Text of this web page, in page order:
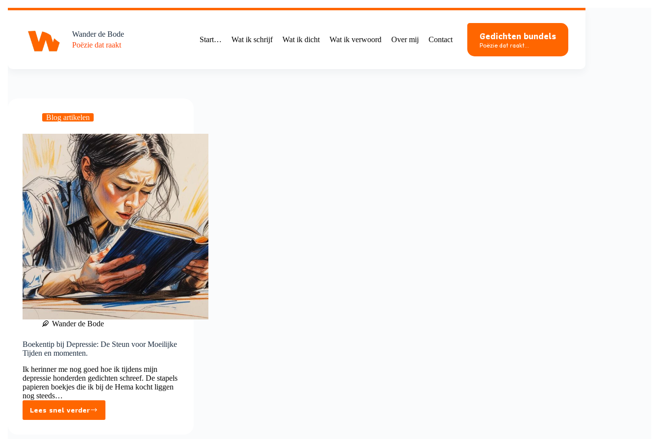
Ga
Wander de Bode
Poëzie dat raakt
Start… Wat ik schrijf Wat ik dicht Wat ik verwoord Over mij Contact Gedichten bundels
Poëzie dat raakt...
Blog artikelen
Wander de Bode
Boekentip bij Depressie: De Steun voor Moeilijke
Tijden en momenten.
Ik herinner me nog goed hoe ik tijdens mijn
depressie honderden gedichten schreef. De stapels
papieren boekjes die ik bij de Hema kocht liggen
nog steeds…
Lees snel verder
Boekentip